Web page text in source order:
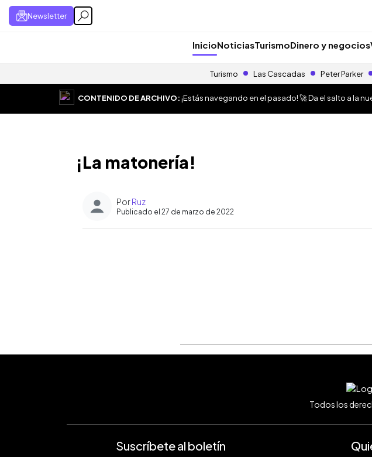
Newsletter
InicioNoticiasTurismoDinero y negocios
Turismo Las Cascadas Peter Parker
CONTENIDO DE ARCHIVO:¡Estás navegando en el pasado! 🚀 Da el salto a la
¡La matonería!
PorRuz
Publicado el 27 de marzo de 2022
Todos los
Suscríbete al boletín